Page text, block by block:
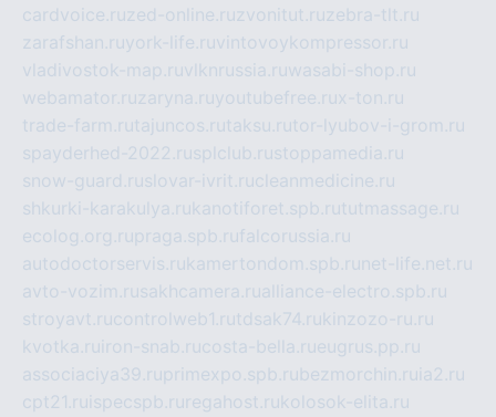
cardvoice.ruzed-online.ruzvonitut.ruzebra-tlt.ru
zarafshan.ruyork-life.ruvintovoykompressor.ru
vladivostok-map.ruvlknrussia.ruwasabi-shop.ru
webamator.ruzaryna.ruyoutubefree.rux-ton.ru
trade-farm.rutajuncos.rutaksu.rutor-lyubov-i-grom.ru
spayderhed-2022.rusplclub.rustoppamedia.ru
snow-guard.ruslovar-ivrit.rucleanmedicine.ru
shkurki-karakulya.rukanotiforet.spb.rututmassage.ru
ecolog.org.rupraga.spb.rufalcorussia.ru
autodoctorservis.rukamertondom.spb.ru net-life.net.ru
avto-vozim.rusakhcamera.rualliance-electro.spb.ru
stroyavt.rucontrolweb1.rutdsak74.rukinzozo-ru.ru
kvotka.ru iron-snab.rucosta-bella.rueugrus.pp.ru
associaciya39.ruprimexpo.spb.rubezmorchin.ru ia2.ru
cpt21.ru ispecspb.ru regahost.rukolosok-elita.ru